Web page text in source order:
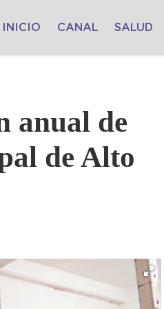
INICIO CANAL SALUD
anual de
de Alto